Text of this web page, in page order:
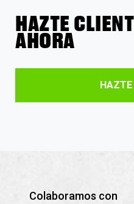
HAZTE
AHORA
HAZTE
Colaboramos con